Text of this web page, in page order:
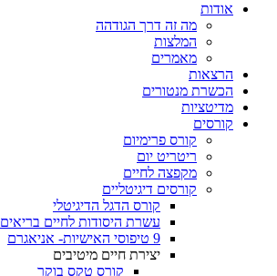
אודות
מה זה דרך הגודהה
המלצות
מאמרים
הרצאות
הכשרת מנטורים
מדיטציות
קורסים
קורס פרימיום
ריטריט יום
מקפצה לחיים
קורסים דיגיטליים
קורס הדגל הדיגיטלי
עשרת היסודות לחיים בריאים
9 טיפוסי האישיות- אניאגרם
יצירת חיים מיטיבים
קורס טקס בוקר